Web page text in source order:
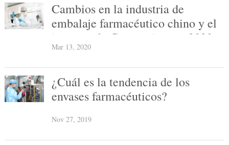
Cambios en la industria de
embalaje farmacéutico chino y el
impacto de Coronavirus en 2020
Mar 13, 2020
¿Cuál es la tendencia de los
envases farmacéuticos?
Nov 27, 2019